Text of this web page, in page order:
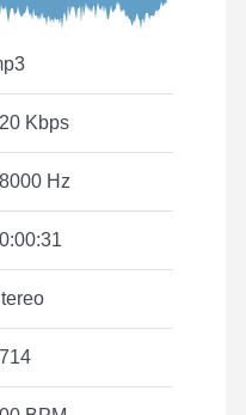
Kbps
Hz